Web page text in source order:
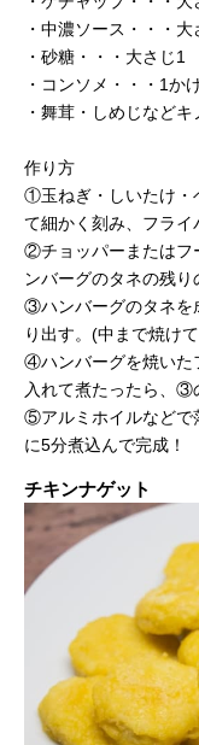
・中濃ソース・・・
・砂糖・・・大さじ1
・コンソメ・・・1か
・舞茸・しめじなど
作り方
①玉ねぎ・しいたけ・
て細かく刻み、フライ
②チョッパーまたはフ
ンバーグのタネの残り
③ハンバーグのタネを
り出す。(中まで焼け
④ハンバーグを焼いた
入れて煮たったら、③
⑤アルミホイルなどで
に5分煮込んで完成！
チキンナゲット